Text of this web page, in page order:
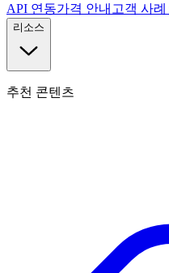
API 연동가격 안내 고객 사례
리소스
추천 콘텐츠